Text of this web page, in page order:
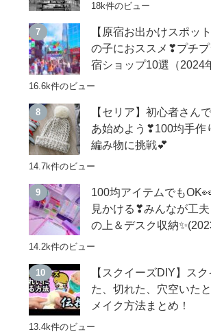
18k件のビュー
【原宿お出かけスポッ
の子におススメ❣プチ
宿ショップ10選（2024
16.6k件のビュー
【セリア】初心者さん
あ始めよう❣100均手作
編み物に挑戦💕
14.7k件のビュー
100均アイテムでも
見かける❣みんなが工
の上＆デスク収納
14.2k件のビュー
【スクイーズDIY】ス
た、切れた、穴空いた
メイク方法まとめ！
13.4k件のビュー